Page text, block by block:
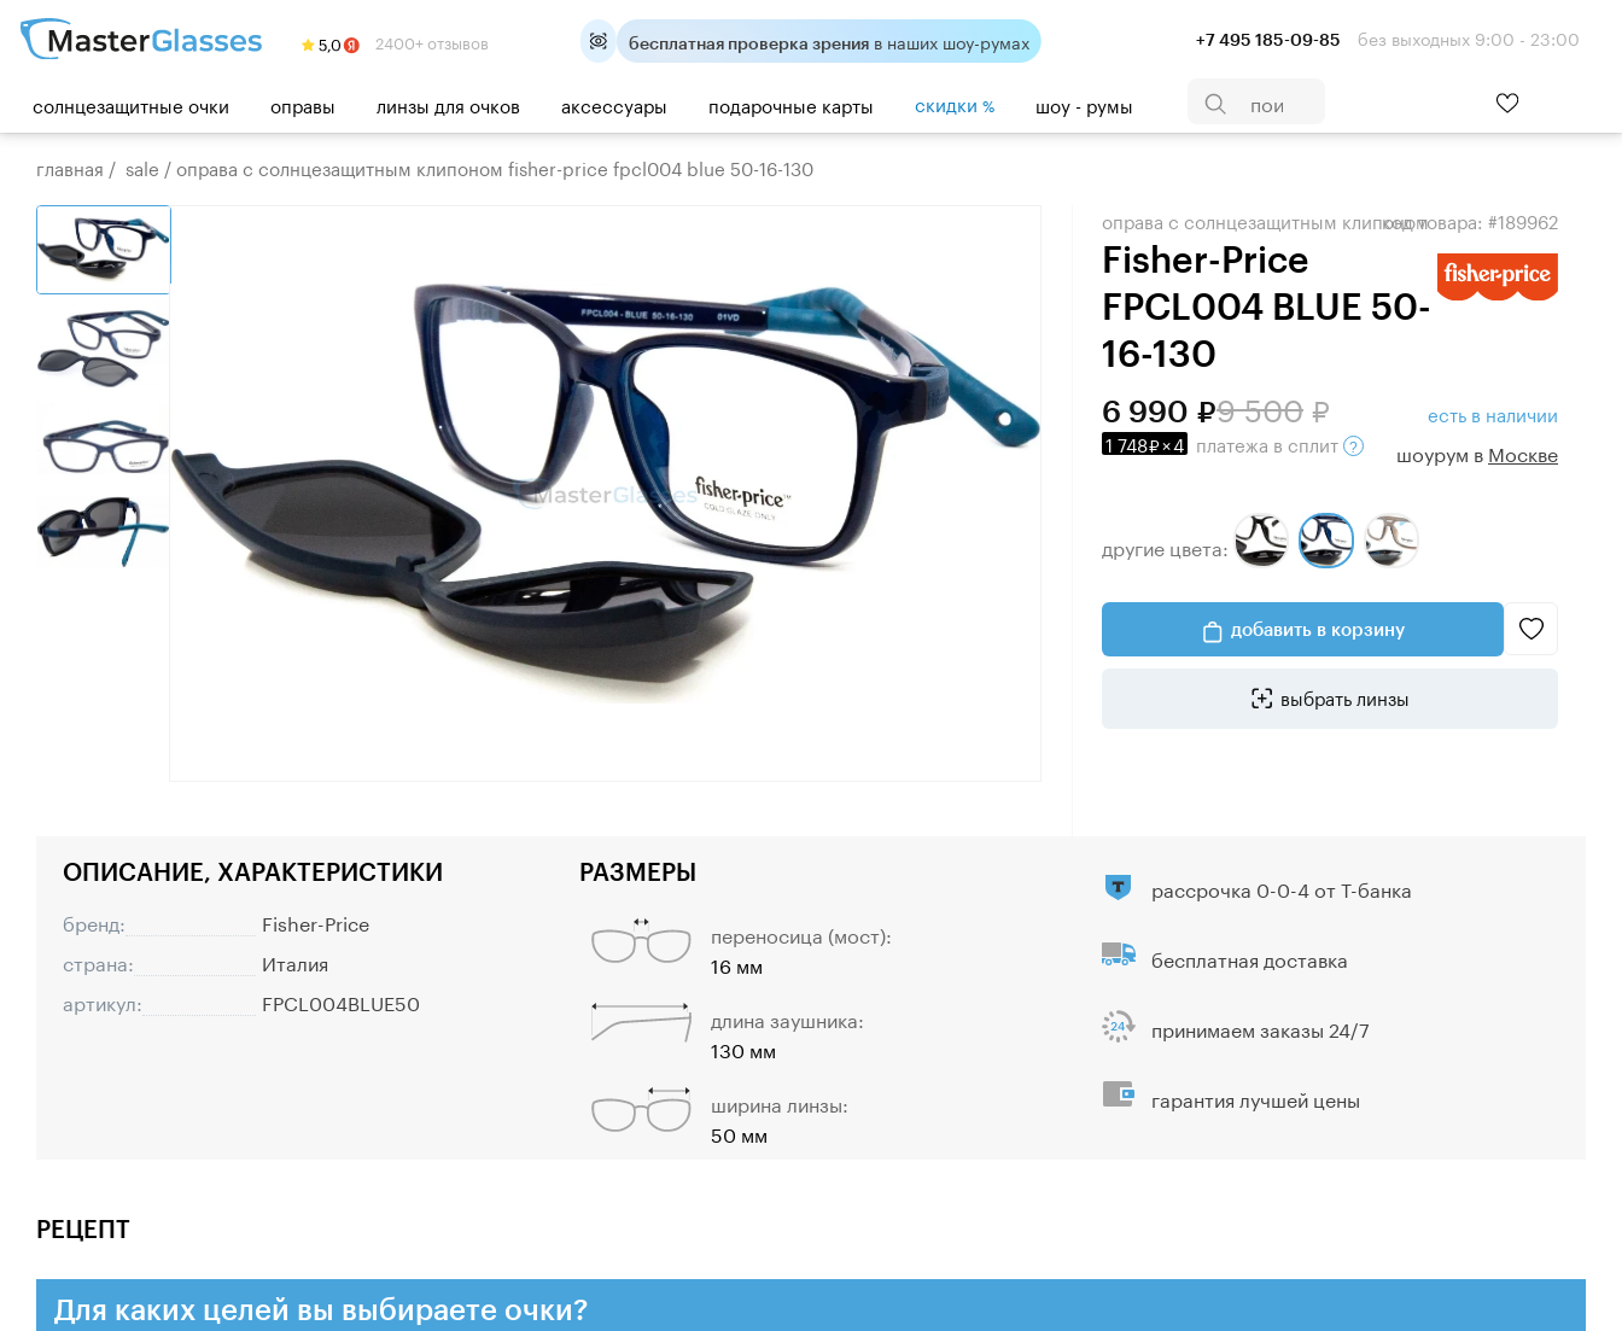
2400+ отзывов +7 495 185-09-85 без выходных 9:00 - 23:00
бесплатная проверка зрения в наших шоу-румах
солнцезащитные очки оправы линзы для очков аксессуары подарочные карты скидки % шоу - румы
главная / sale /оправа с солнцезащитным клипоном fisher-price fpcl004 blue 50-16-130
оправа с солнцезащитным клипоном
Fisher-Price
FPCL004 BLUE 50-
16-130
код товара: #189962
9 500
6 990
1 748 ×4 платежа в сплит
есть в наличии
шоурум в Москве
другие цвета:
добавить в корзину
выбрать линзы
ОПИСАНИЕ, ХАРАКТЕРИСТИКИ
бренд:
Fisher-Price
страна:
Италия
артикул:
FPCL004BLUE50
РАЗМЕРЫ
переносица (мост):
16 мм
длина заушника:
130 мм
ширина линзы:
50 мм
рассрочка 0-0-4 от Т-банка
бесплатная доставка
принимаем заказы 24/7
гарантия лучшей цены
РЕЦЕПТ
Для каких целей вы выбираете очки?